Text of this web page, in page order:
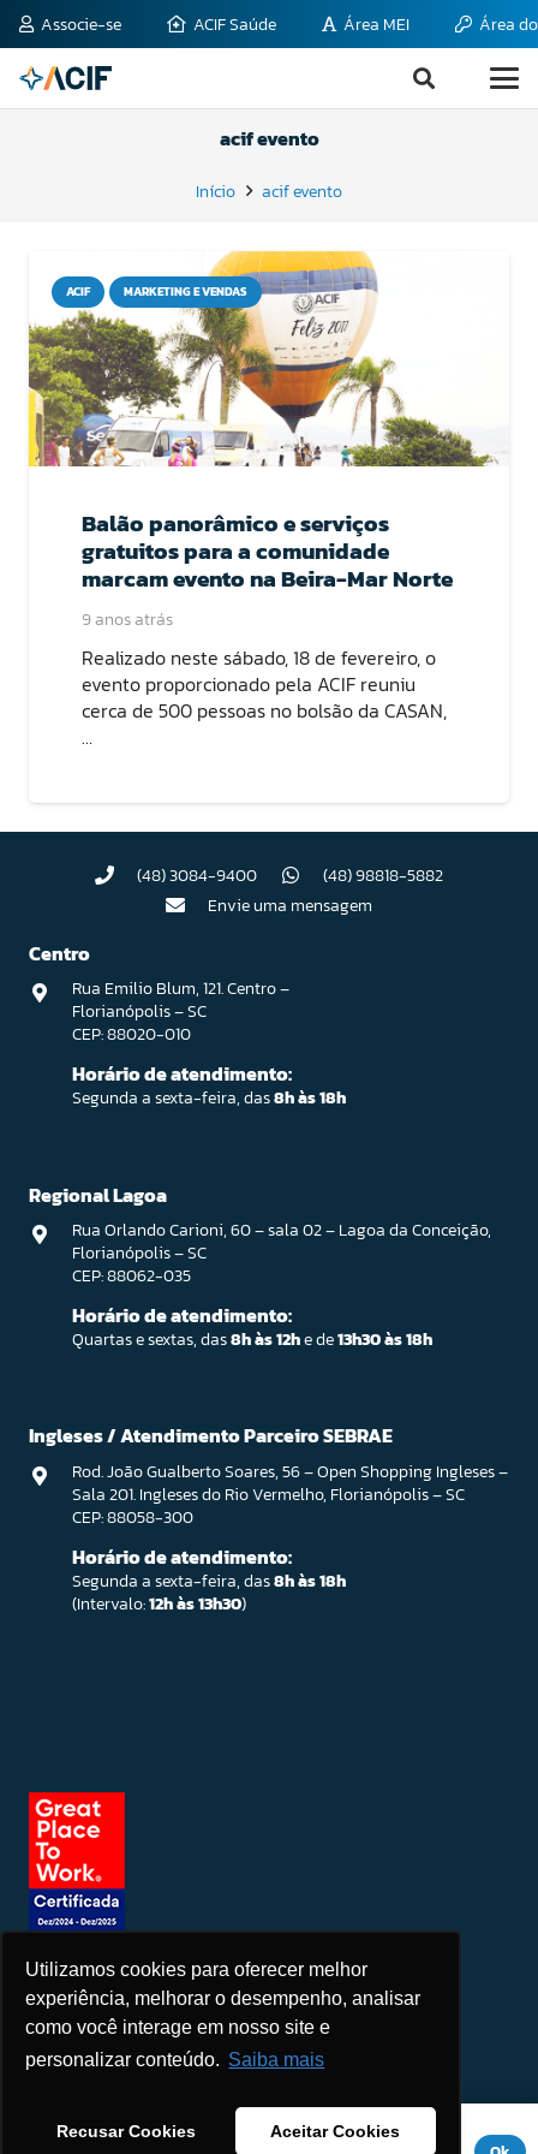
Utilizamos cookies para oferecer melhor
experiência, melhorar o desempenho, analisar
como você interage em nosso site e
personalizar conteúdo. Saiba mais
Recusar Cookies Aceitar Cookies
Associe-se ACIF Saúde Área MEI Área
acif evento
Início acif evento
ACIF MARKETING E VENDAS
Balão panorâmico e serviços
gratuitos para a comunidade
marcam evento na Beira-Mar Norte
9 anos atrás
Realizado neste sábado, 18 de fevereiro, o
evento proporcionado pela ACIF reuniu
cerca de 500 pessoas no bolsão da CASAN,
…
(48) 3084-9400
(48) 98818-5882
Envie uma mensagem
Centro
Rua Emilio Blum, 121. Centro –
Florianópolis – SC
CEP: 88020-010
Horário de atendimento:
Segunda a sexta-feira, das8h às 18h
Regional Lagoa
Rua Orlando Carioni, 60 – sala 02 – Lagoa da Conceição,
Florianópolis – SC
CEP: 88062-035
Horário de atendimento:
Quartas e sextas, das8h às 12he de13h30 às 18h
Ingleses / Atendimento Parceiro SEBRAE
Rod. João Gualberto Soares, 56 – Open Shopping Ingleses –
Sala 201. Ingleses do Rio Vermelho, Florianópolis – SC
CEP: 88058-300
Horário de atendimento:
Segunda a sexta-feira, das8h às 18h
(Intervalo:12h às 13h30)
Seja um patrocinador
Este site usa cookies para melhorar sua experiência. Se você